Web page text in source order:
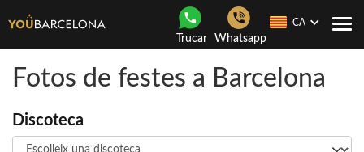
Trucar Whatsapp
CA
Fotos de festes a Barcelona
Discoteca